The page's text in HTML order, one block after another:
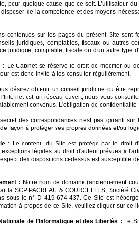
pour quelque cause que ce soit. L’utilisateur
de la compétence et des moyens
contenues sur les pages du présent Site
juridiques, comptables, fiscaux ou autres
juridique, comptable, fiscale ou d'un autre type
: Le Cabinet se réserve le droit de modifier ou
est donc invité à les consulter régulièrement.
désirez obtenir un conseil juridique ou être
est un réseau ouvert, nous vous
convenus. L'obligation de
des correspondances n'est pas garanti
façon à protéger ses propres données et/ou
:
Le contenu du Site est protégé par le droit
légales au droit d'auteur prévues à l'
des dispositions ci-dessus est susceptible
: Notre nom de domaine (anciennement
la SCP PACREAU & COURCELLES, Société
sous le n° D 419 674 437. Ce Site est
à propos de ce Site, veuillez cliquer sur ce
de l’Informatique et des Libertés : Le